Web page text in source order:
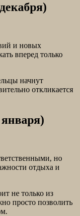
и новых
вперед только
начнут
откликается
но
отдыха и
не только из
просто позволить